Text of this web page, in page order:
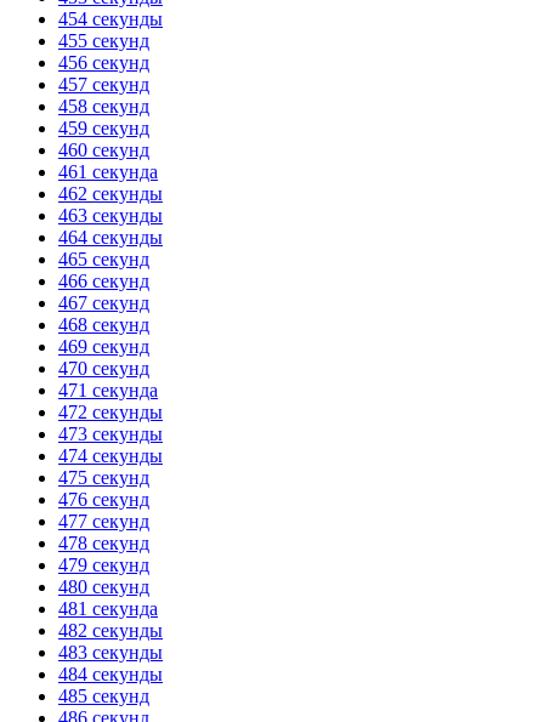
454 секунды
455 секунд
456 секунд
457 секунд
458 секунд
459 секунд
460 секунд
461 секунда
462 секунды
463 секунды
464 секунды
465 секунд
466 секунд
467 секунд
468 секунд
469 секунд
470 секунд
471 секунда
472 секунды
473 секунды
474 секунды
475 секунд
476 секунд
477 секунд
478 секунд
479 секунд
480 секунд
481 секунда
482 секунды
483 секунды
484 секунды
485 секунд